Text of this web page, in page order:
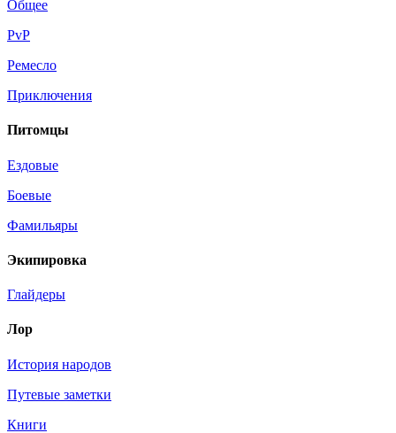
Общее
PvP
Ремесло
Приключения
Питомцы
Ездовые
Боевые
Фамильяры
Экипировка
Глайдеры
Лор
История народов
Путевые заметки
Книги